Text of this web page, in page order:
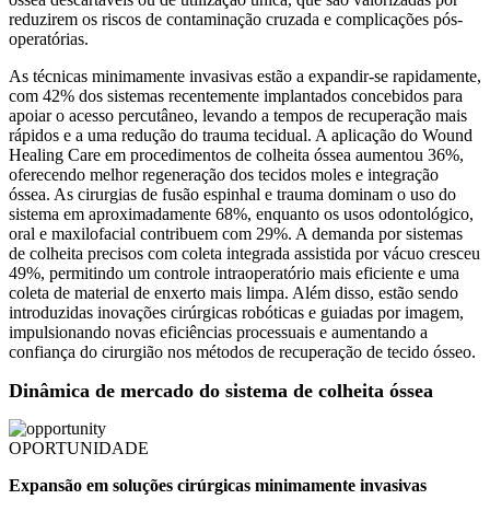
reduzirem os riscos de contaminação cruzada e complicações pós-
operatórias.
As técnicas minimamente invasivas estão a expandir-se rapidamente,
com 42% dos sistemas recentemente implantados concebidos para
apoiar o acesso percutâneo, levando a tempos de recuperação mais
rápidos e a uma redução do trauma tecidual. A aplicação do Wound
Healing Care em procedimentos de colheita óssea aumentou 36%,
oferecendo melhor regeneração dos tecidos moles e integração
óssea. As cirurgias de fusão espinhal e trauma dominam o uso do
sistema em aproximadamente 68%, enquanto os usos odontológico,
oral e maxilofacial contribuem com 29%. A demanda por sistemas
de colheita precisos com coleta integrada assistida por vácuo cresceu
49%, permitindo um controle intraoperatório mais eficiente e uma
coleta de material de enxerto mais limpa. Além disso, estão sendo
introduzidas inovações cirúrgicas robóticas e guiadas por imagem,
impulsionando novas eficiências processuais e aumentando a
confiança do cirurgião nos métodos de recuperação de tecido ósseo.
Dinâmica de mercado do sistema de colheita óssea
OPORTUNIDADE
Expansão em soluções cirúrgicas minimamente invasivas